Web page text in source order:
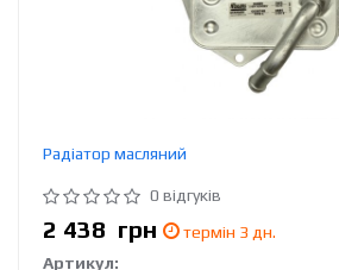
Радіатор масляний
0 відгуків
2 438 грн
термін 3 дн.
Артикул: